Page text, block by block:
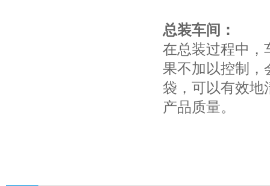
总装车间：
在总装过程中，
果不加以控制，
袋，可以有效地
产品质量。